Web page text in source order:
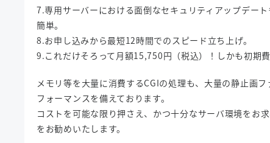
7.専用サーバーにおける面倒なセキュリティアップデー
簡単。
8.お申し込みから最短12時間でのスピード立ち上げ。
9.これだけそろって月額15,750円（税込）！しかも初期
メモリ等を大量に消費するCGIの処理も、大量の静止画
フォーマンスを備えております。
コストを可能な限り押さえ、かつ十分なサーバ環境をお
をお勧めいたします。